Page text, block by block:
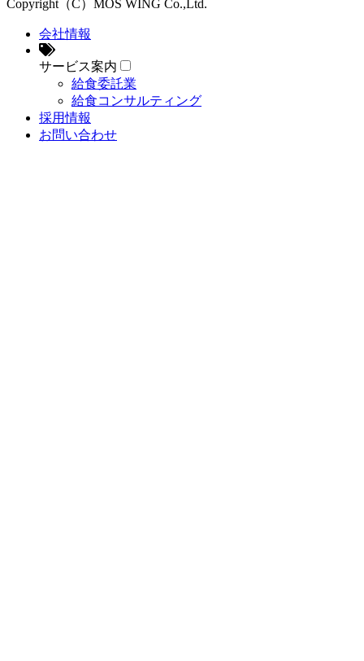
Copyright（C）MOS WING Co.,Ltd.
会社情報
サービス案内
給食委託業
給食コンサルティング
採用情報
お問い合わせ